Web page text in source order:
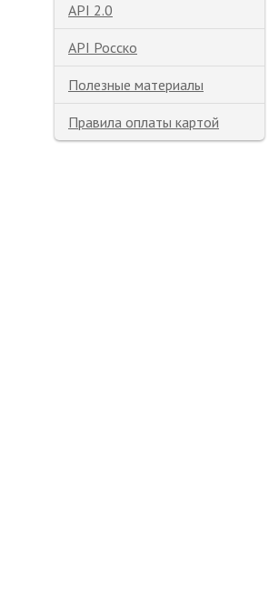
API 2.0
API Росско
Полезные материалы
Правила оплаты картой